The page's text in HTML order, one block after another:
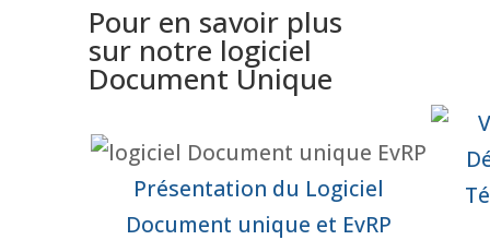
Pour en savoir plus
sur notre logiciel
Document Unique
Présentation du Logiciel
Document unique et EvRP